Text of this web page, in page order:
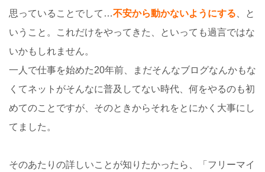
思っていることでして…不安から動かないようにする 、と
いうこと。これだけをやってきた、といっても過言ではな
いかもしれません。
一人で仕事を始めた20年前、まだそんなブログなんかもな
くてネットがそんなに普及してない時代、何をやるのも初
めてのことですが、そのときからそれをとにかく大事にし
てました。
そのあたりの詳しいことが知りたかったら、「フリーマイ